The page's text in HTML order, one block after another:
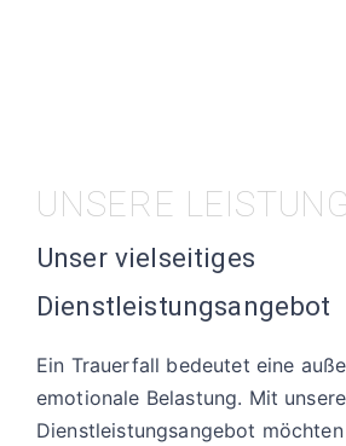
UNSERE
Unser vielseitiges
Dienstleistungsangebot
Ein Trauerfall bedeutet eine
emotionale Belastung. Mit
Dienstleistungsangebot